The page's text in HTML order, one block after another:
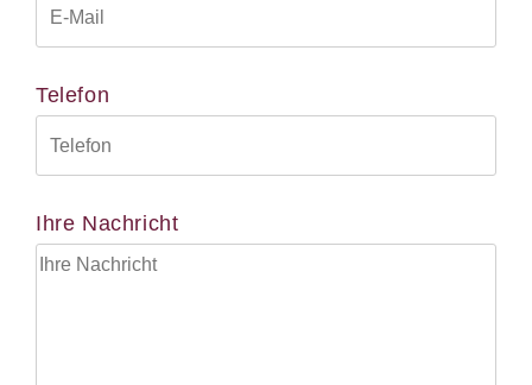
Telefon
Ihre Nachricht